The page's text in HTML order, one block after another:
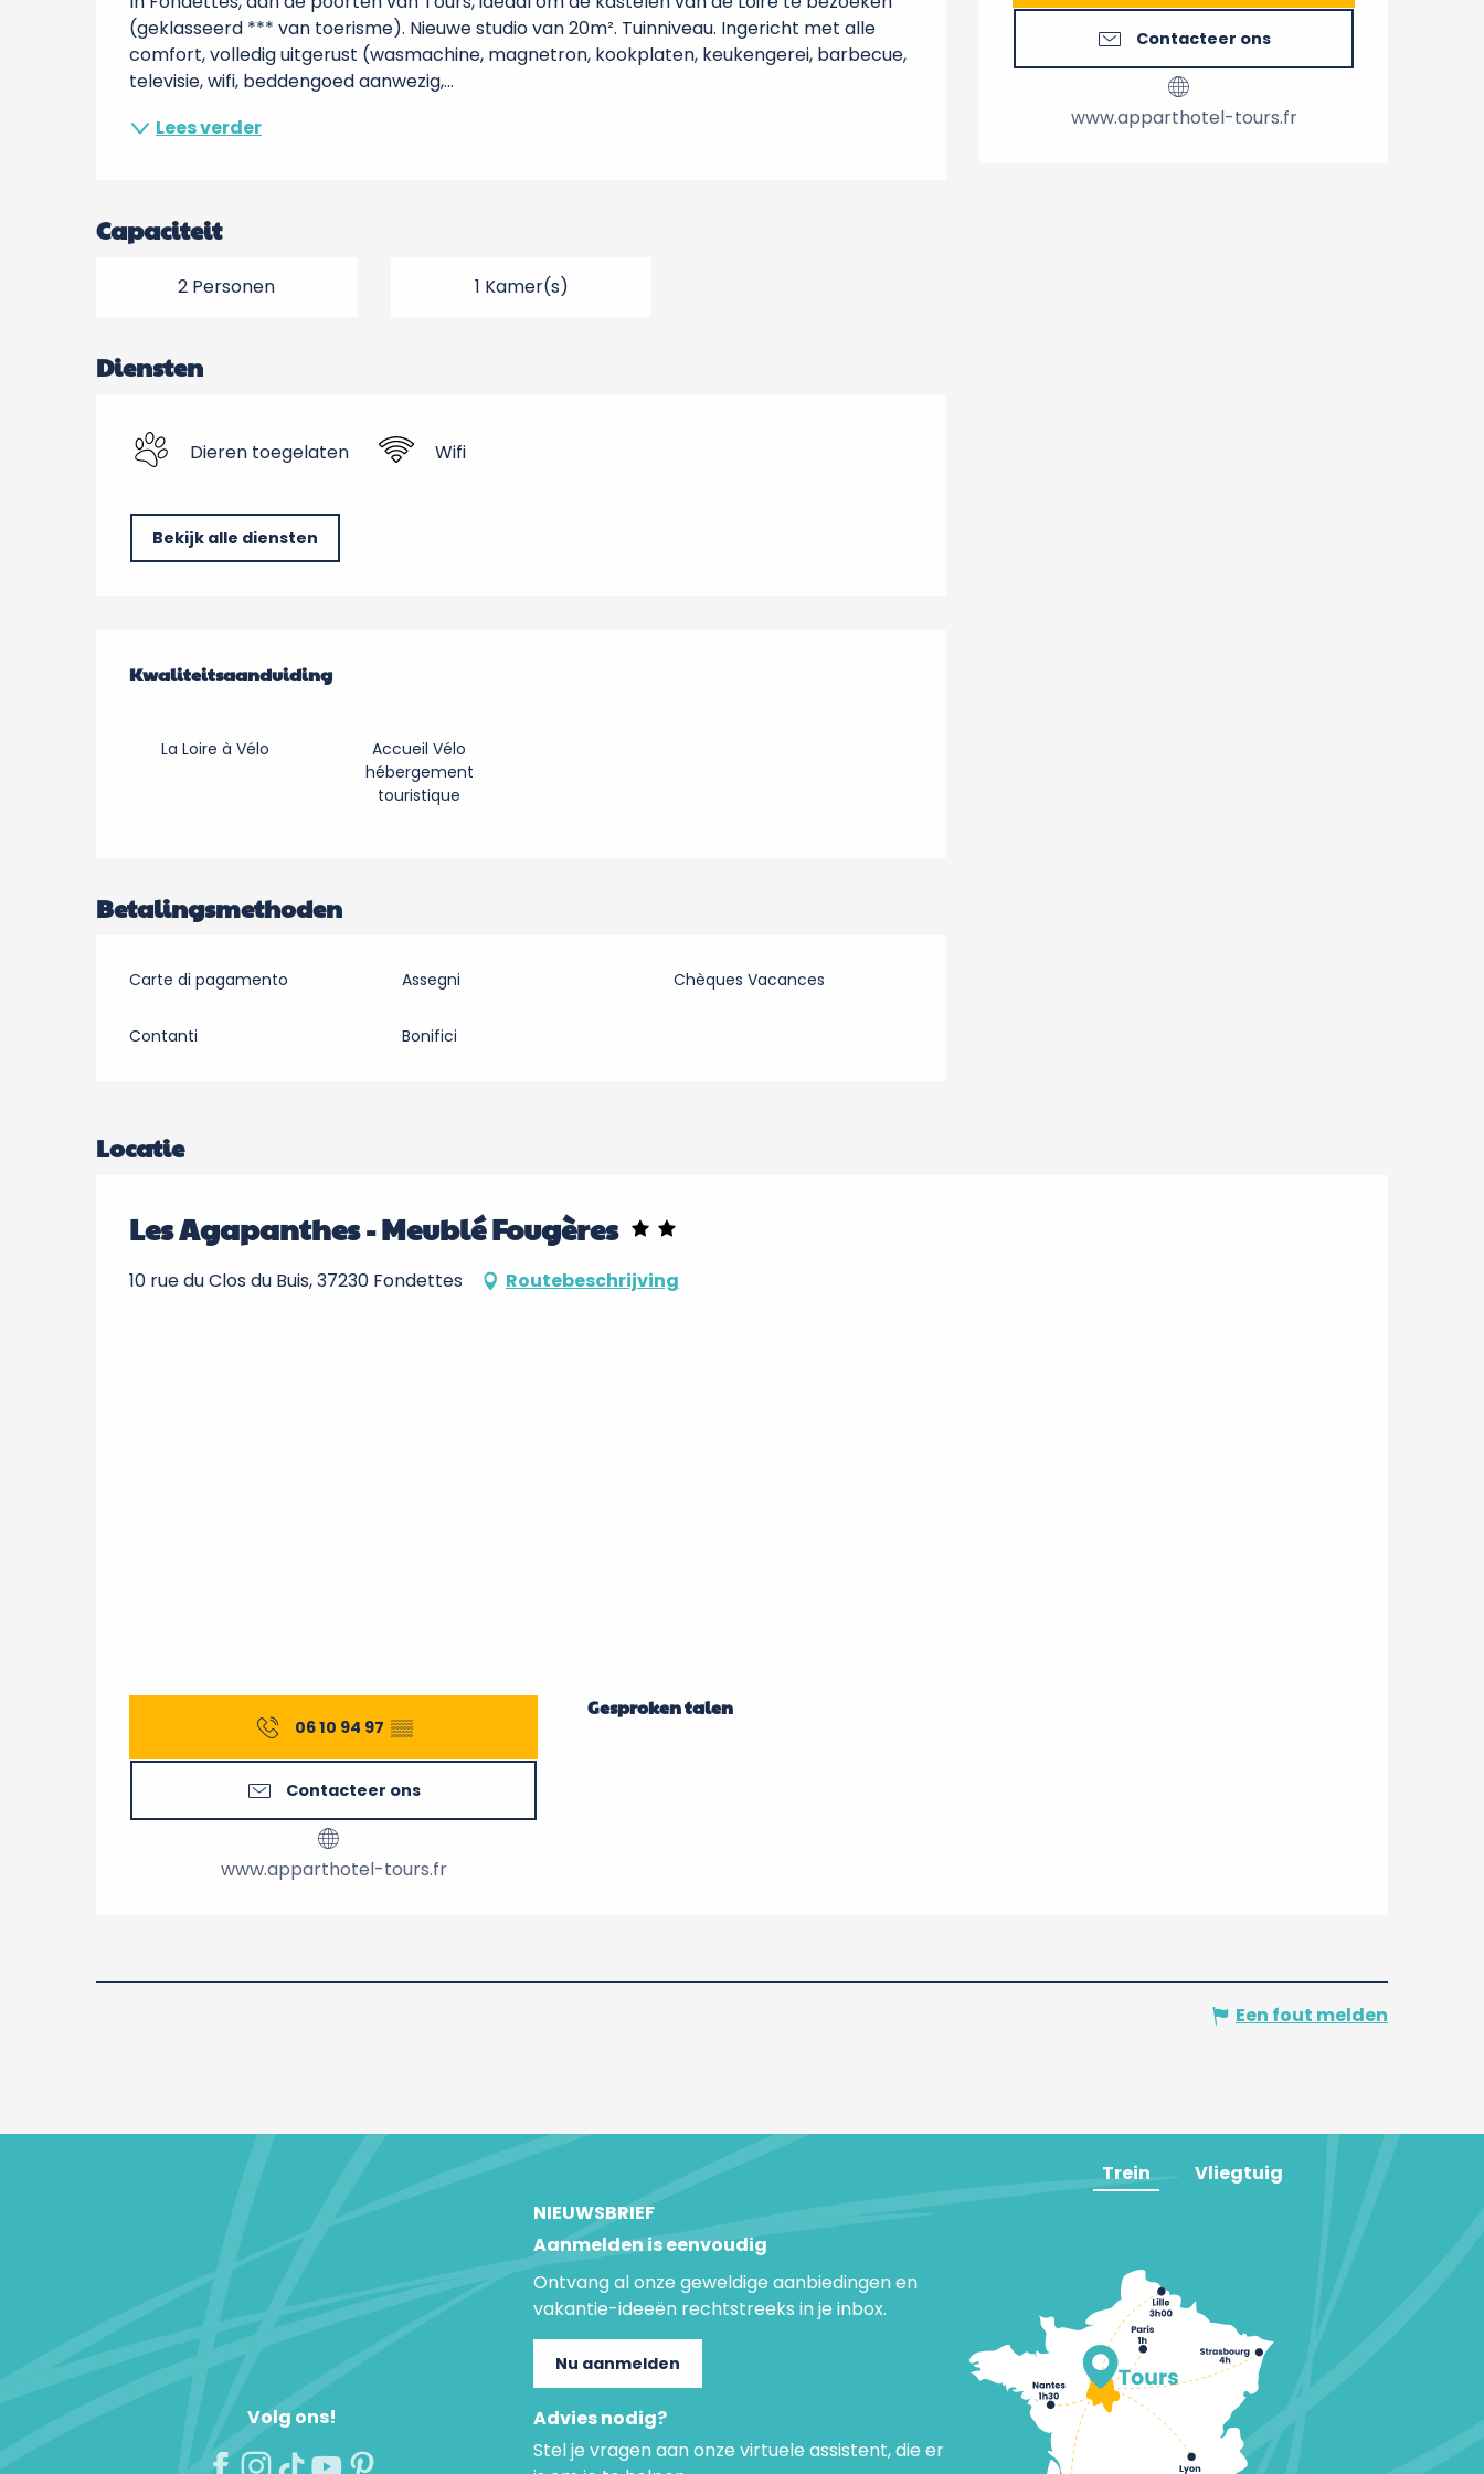
Contacteer ons
www.apparthotel-tours.fr
(geklasseerd *** van toerisme). Nieuwe studio van 20m². Tuinniveau. Ingericht met alle
comfort, volledig uitgerust (wasmachine, magnetron, kookplaten, keukengerei, barbecue,
televisie, wifi, beddengoed aanwezig,...
Lees verder
Capaciteit
2 Personen 1 Kamer(s)
Diensten
Dieren toegelaten Wifi
Bekijk alle diensten
Dienstverlening
Kwaliteitsaanduiding
Kwaliteitsaanduiding
La Loire à Vélo
Accueil Vélo
hébergement
touristique
Betalingsmethoden
Carte di pagamento Assegni Chèques Vacances
Contanti Bonifici
Locatie
Les Agapanthes - Meublé Fougères
10 rue du Clos du Buis, 37230 Fondettes Routebeschrijving
06 10 94 97 ▒▒
Contacteer ons
www.apparthotel-tours.fr
Gesproken talen
Gesproken talen
Een fout melden
Volg ons!
NIEUWSBRIEF
Aanmelden is eenvoudig
Ontvang al onze geweldige aanbiedingen en
vakantie-ideeën rechtstreeks in je inbox.
Nu aanmelden
Advies nodig?
Stel je vragen aan onze virtuele assistent, die er
Trein Vliegtuig